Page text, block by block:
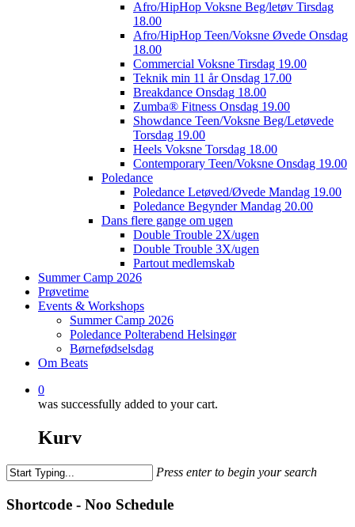
Afro/HipHop Voksne Beg/letøv Tirsdag
18.00
Afro/HipHop Teen/Voksne Øvede Onsdag
18.00
Commercial Voksne Tirsdag 19.00
Teknik min 11 år Onsdag 17.00
Breakdance Onsdag 18.00
Zumba® Fitness Onsdag 19.00
Showdance Teen/Voksne Beg/Letøvede
Torsdag 19.00
Heels Voksne Torsdag 18.00
Contemporary Teen/Voksne Onsdag 19.00
Poledance
Poledance Letøved/Øvede Mandag 19.00
Poledance Begynder Mandag 20.00
Dans flere gange om ugen
Double Trouble 2X/ugen
Double Trouble 3X/ugen
Partout medlemskab
Summer Camp 2026
Prøvetime
Events & Workshops
Summer Camp 2026
Poledance Polterabend Helsingør
Børnefødselsdag
Om Beats
0
was successfully added to your cart.
Kurv
Press enter to begin your search
Search
Shortcode - Noo Schedule